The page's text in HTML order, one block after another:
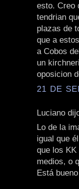
esto. Creo
tendrian
plazas de
que a
a Cobos
un
oposicion
21 DE
Luciano
Lo de la
igual que
que los
medios, o
Está